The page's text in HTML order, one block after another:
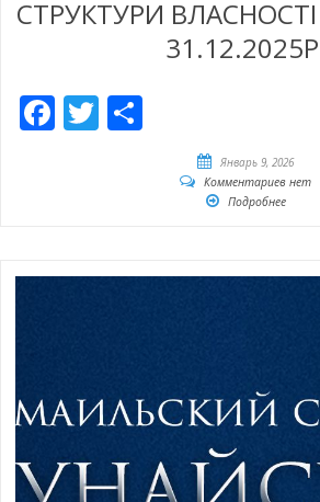
СТРУКТУРИ
Facebook
Twitter
Январь 9, 2026
Комментариев нет
Подробнее